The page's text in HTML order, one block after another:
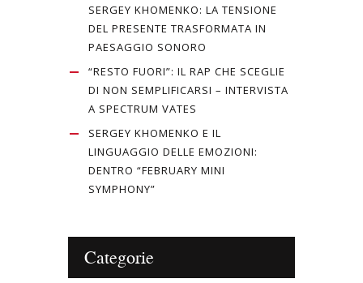
SERGEY KHOMENKO: LA TENSIONE
DEL PRESENTE TRASFORMATA IN
PAESAGGIO SONORO
“RESTO FUORI”: IL RAP CHE SCEGLIE
DI NON SEMPLIFICARSI – INTERVISTA
A SPECTRUM VATES
SERGEY KHOMENKO E IL
LINGUAGGIO DELLE EMOZIONI:
DENTRO “FEBRUARY MINI
SYMPHONY”
Categorie